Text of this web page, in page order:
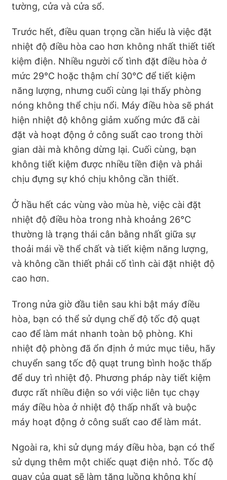
tường, cửa và cửa sổ.
Trước hết, điều quan trọng cần hiểu là việc đặt
nhiệt độ điều hòa cao hơn không nhất thiết tiết
kiệm điện. Nhiều người cố tình đặt điều hòa ở
mức 29°C hoặc thậm chí 30°C để tiết kiệm
năng lượng, nhưng cuối cùng lại thấy phòng
nóng không thể chịu nổi. Máy điều hòa sẽ phát
hiện nhiệt độ không giảm xuống mức đã cài
đặt và hoạt động ở công suất cao trong thời
gian dài mà không dừng lại. Cuối cùng, bạn
không tiết kiệm được nhiều tiền điện và phải
chịu đựng sự khó chịu không cần thiết.
Ở hầu hết các vùng vào mùa hè, việc cài đặt
nhiệt độ điều hòa trong nhà khoảng 26℃
thường là trạng thái cân bằng nhất giữa sự
thoải mái về thể chất và tiết kiệm năng lượng,
và không cần thiết phải cố tình cài đặt nhiệt độ
cao hơn.
Trong nửa giờ đầu tiên sau khi bật máy điều
hòa, bạn có thể sử dụng chế độ tốc độ quạt
cao để làm mát nhanh toàn bộ phòng. Khi
nhiệt độ phòng đã ổn định ở mức mục tiêu, hãy
chuyển sang tốc độ quạt trung bình hoặc thấp
để duy trì nhiệt độ. Phương pháp này tiết kiệm
được rất nhiều điện so với việc liên tục chạy
máy điều hòa ở nhiệt độ thấp nhất và buộc
máy hoạt động ở công suất cao để làm mát.
Ngoài ra, khi sử dụng máy điều hòa, bạn có thể
sử dụng thêm một chiếc quạt điện nhỏ. Tốc độ
quay của quạt sẽ làm tăng luồng không khí